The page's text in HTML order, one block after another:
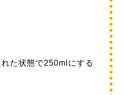
た状態で250mlにする